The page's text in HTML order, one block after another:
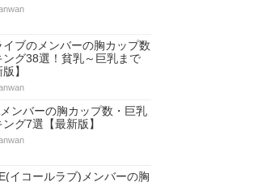
イブのメンバーの胸カップ数
ング38選！貧乳～巨乳まで
】
ンバーの胸カップ数・巨乳
グ7選【最新版】
イコールラブ)メンバーの胸